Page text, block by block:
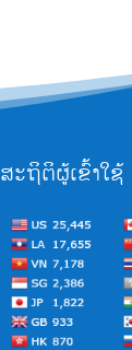
ສະຖິຕິຜູ້ເຂົ້າໃຊ້